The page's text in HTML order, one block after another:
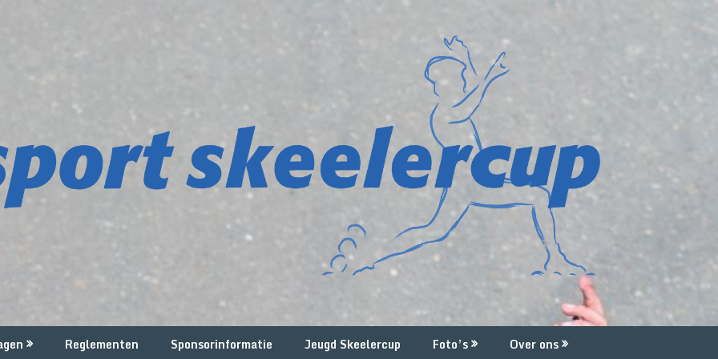
Reglementen Sponsorinformatie Jeugd Skeelercup Foto’s
Over ons